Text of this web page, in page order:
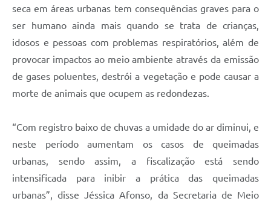
seca em áreas urbanas tem consequências graves para o
ser humano ainda mais quando se trata de crianças,
idosos e pessoas com problemas respiratórios, além de
provocar impactos ao meio ambiente através da emissão
de gases poluentes, destrói a vegetação e pode causar a
morte de animais que ocupem as redondezas.
“Com registro baixo de chuvas a umidade do ar diminui, e
neste período aumentam os casos de queimadas
urbanas, sendo assim, a fiscalização está sendo
intensificada para inibir a prática das queimadas
urbanas”, disse Jéssica Afonso, da Secretaria de Meio